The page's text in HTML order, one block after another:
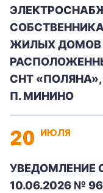
ЖИЛЫХ ДОМОВ
СНТ
П. МИНИНО
20 ИЮЛЯ
УВЕДОМЛЕНИЕ
10.06.2026 №